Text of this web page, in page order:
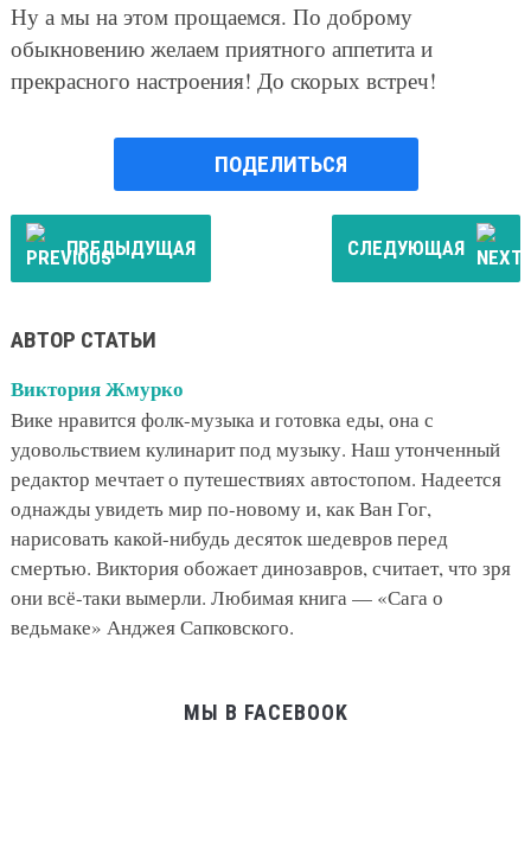
Ну а мы на этом прощаемся. По доброму
обыкновению желаем приятного аппетита и
прекрасного настроения! До скорых встреч!
ПОДЕЛИТЬСЯ
ПРЕДЫДУЩАЯ СЛЕДУЮЩАЯ
АВТОР СТАТЬИ
Виктория Жмурко
Вике нравится фолк-музыка и готовка еды, она с
удовольствием кулинарит под музыку. Наш утонченный
редактор мечтает о путешествиях автостопом. Надеется
однажды увидеть мир по-новому и, как Ван Гог,
нарисовать какой-нибудь десяток шедевров перед
смертью. Виктория обожает динозавров, считает, что зря
они всё-таки вымерли. Любимая книга — «Сага о
ведьмаке» Анджея Сапковского.
МЫ В FACEBOOK